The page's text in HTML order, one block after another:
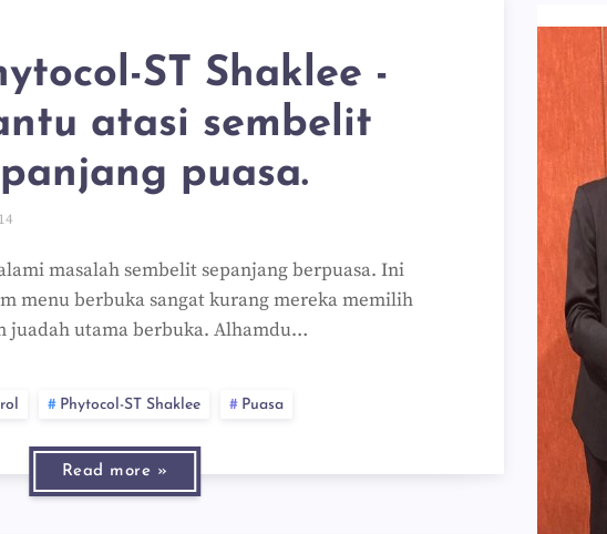
ST Shaklee -
atasi sembelit
puasa.
masalah sembelit sepanjang berpuasa. Ini
menu berbuka sangat kurang mereka memilih
juadah utama berbuka. Alhamdu…
Phytocol-ST Shaklee Puasa
Read more »